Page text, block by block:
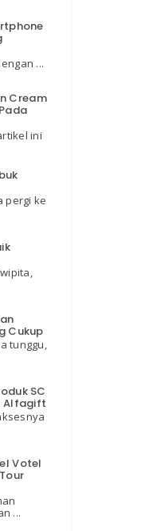
...
Cream
ini
pergi ke
Cukup
tunggu,
SC
Alfagift
Votel
...